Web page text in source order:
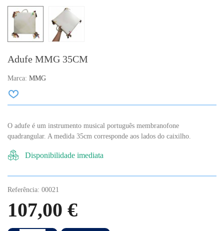
Adufe MMG 35CM
Marca: MMG
O adufe é um instrumento musical português membranofone
quadrangular. A medida 35cm corresponde aos lados do caixilho.
Disponibilidade imediata
Referência: 00021
107,00 €